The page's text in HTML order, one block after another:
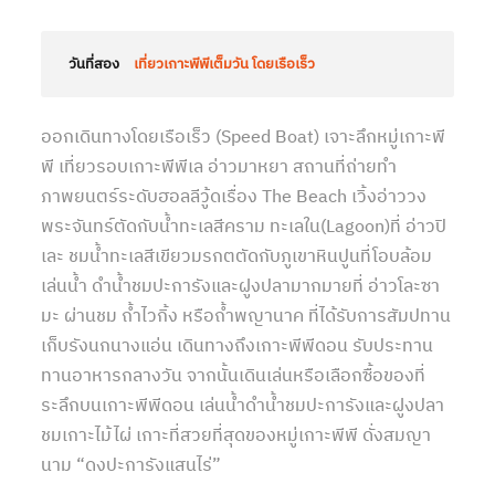
วันที่สอง เที่ยวเกาะพีพีเต็มวัน โดยเรือเร็ว
ออกเดินทางโดยเรือเร็ว (Speed Boat) เจาะลึกหมู่เกาะพี
พี เที่ยวรอบเกาะพีพีเล อ่าวมาหยา สถานที่ถ่ายทำ
ภาพยนตร์ระดับฮอลลีวู้ดเรื่อง The Beach เวิ้งอ่าววง
พระจันทร์ตัดกับน้ำทะเลสีคราม ทะเลใน(Lagoon)ที่ อ่าวปิ
เละ ชมน้ำทะเลสีเขียวมรกตตัดกับภูเขาหินปูนที่โอบล้อม
เล่นน้ำ ดำน้ำชมปะการังและฝูงปลามากมายที่ อ่าวโละซา
มะ ผ่านชม ถ้ำไวกิ้ง หรือถ้ำพญานาค ที่ได้รับการสัมปทาน
เก็บรังนกนางแอ่น เดินทางถึงเกาะพีพีดอน รับประทาน
ทานอาหารกลางวัน จากนั้นเดินเล่นหรือเลือกซื้อของที่
ระลึกบนเกาะพีพีดอน เล่นน้ำดำน้ำชมปะการังและฝูงปลา
ชมเกาะไม้ไผ่ เกาะที่สวยที่สุดของหมู่เกาะพีพี ดั่งสมญา
นาม “ดงปะการังแสนไร่”